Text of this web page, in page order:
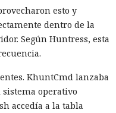
esto y
dentro de la
Según Huntress, esta
KhuntCmd lanzaba
sistema operativo
accedía a la tabla